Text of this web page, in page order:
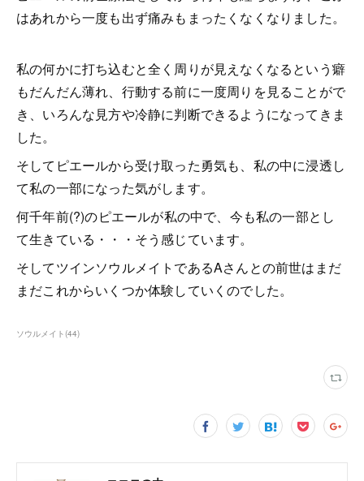
はあれから一度も出ず痛みもまったくなくなりました。
私の何かに打ち込むと全く周りが見えなくなるという癖
もだんだん薄れ、行動する前に一度周りを見ることがで
き、いろんな見方や冷静に判断できるようになってきま
した。
そしてピエールから受け取った勇気も、私の中に浸透し
て私の一部になった気がします。
何千年前(?)のピエールが私の中で、今も私の一部とし
て生きている・・・そう感じています。
そしてツインソウルメイトであるAさんとの前世はまだ
まだこれからいくつか体験していくのでした。
ソウルメイト(44)